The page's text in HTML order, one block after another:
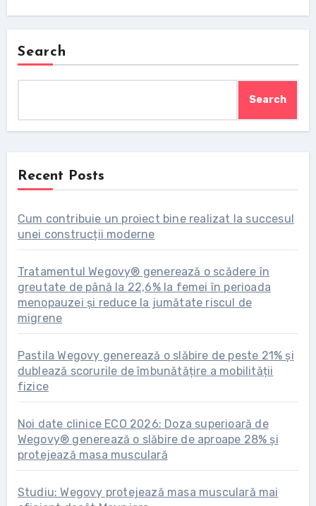
Search
Search
Recent Posts
Cum contribuie un proiect bine realizat la succesul
unei construcții moderne
Tratamentul Wegovy® generează o scădere în
greutate de până la 22,6% la femei în perioada
menopauzei și reduce la jumătate riscul de
migrene
Pastila Wegovy generează o slăbire de peste 21% și
dublează scorurile de îmbunătățire a mobilității
fizice
Noi date clinice ECO 2026: Doza superioară de
Wegovy® generează o slăbire de aproape 28% și
protejează masa musculară
Studiu: Wegovy protejează masa musculară mai